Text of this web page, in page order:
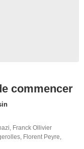
commencer
, Franck Ollivier
, Florent Peyre,